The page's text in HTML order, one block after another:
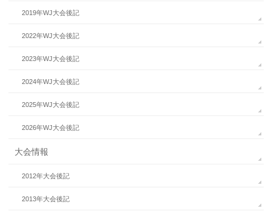
2019年WJ大会後記
2022年WJ大会後記
2023年WJ大会後記
2024年WJ大会後記
2025年WJ大会後記
2026年WJ大会後記
大会情報
2012年大会後記
2013年大会後記